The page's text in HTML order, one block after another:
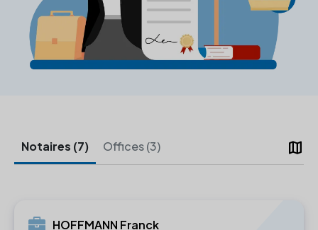
map
Notaires (7) Offices (3)
HOFFMANN Franck